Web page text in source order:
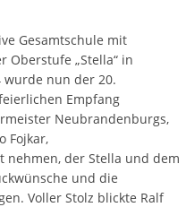
Gesamtschule mit
Oberstufe „Stella“ in
wurde nun der 20.
Empfang
Neubrandenburgs,
Fojkar,
nehmen, der Stella und dem
und die
Voller Stolz blickte Ralf